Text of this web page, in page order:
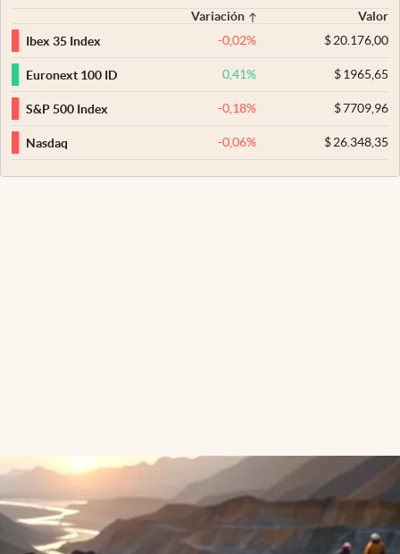
Variación
Valor
Ibex 35 Index
-0,02% $20.176,00
Euronext 100 ID 0,41% $1965,65
S&P 500 Index -0,18% $7709,96
Nasdaq -0,06% $26.348,35